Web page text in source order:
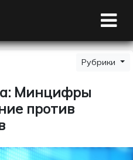
Рубрики
Минцифры
против